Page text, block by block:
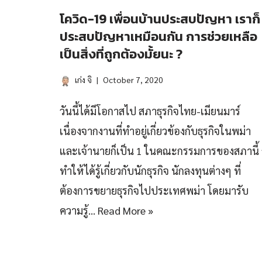
โควิด-19 เพื่อนบ้านประสบปัญหา เราก็
ประสบปัญหาเหมือนกัน การช่วยเหลือ
เป็นสิ่งที่ถูกต้องมั้ยนะ ?
เก่ง จิ October 7, 2020
วันนี้ได้มีโอกาสไป สภาธุรกิจไทย-เมียนมาร์
เนื่องจากงานที่ทำอยู่เกี่ยวข้องกับธุรกิจในพม่า
และเจ้านายก็เป็น 1 ในคณะกรรมการของสภานี้
ทำให้ได้รู้เกี่ยวกับนักธุรกิจ นักลงทุนต่างๆ ที่
ต้องการขยายธุรกิจไปประเทศพม่า โดยมารับ
ความรู้… Read More »